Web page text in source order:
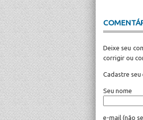
Deixe seu
corrigir ou
Cadastre seu
Seu nome
e-mail (não